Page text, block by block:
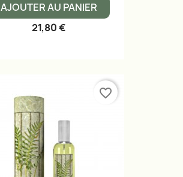
AJOUTER AU PANIER
21,80 €
favorite_border